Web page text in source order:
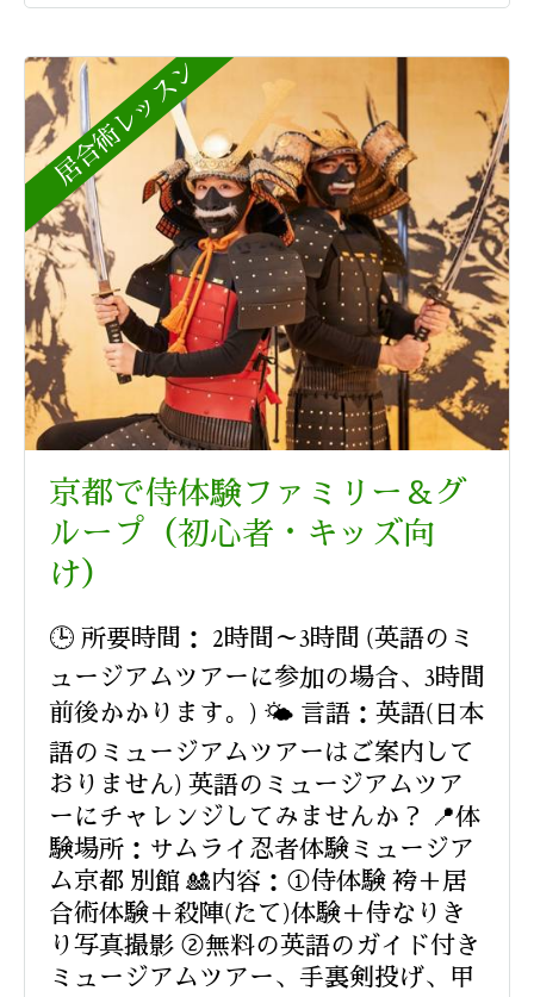
居合術レッスン
京都で侍体験ファミリー＆グ
ループ（初心者・キッズ向
け）
🕒 所要時間： 2時間～3時間 (英語のミ
ュージアムツアーに参加の場合、3時間
前後かかります。) 🌤️ 言語：英語(日本
語のミュージアムツアーはご案内して
おりません) 英語のミュージアムツア
ーにチャレンジしてみませんか？ 📍体
験場所：サムライ忍者体験ミュージア
ム京都 別館 🎎内容：①侍体験 袴＋居
合術体験＋殺陣(たて)体験＋侍なりき
り写真撮影 ②無料の英語のガイド付き
ミュージアムツアー、手裏剣投げ、甲